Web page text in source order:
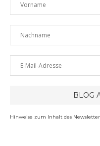
Hinweise zum Inhalt des